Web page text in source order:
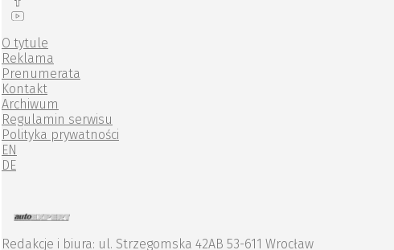
O tytule
Reklama
Prenumerata
Kontakt
Archiwum
Regulamin serwisu
Polityka prywatności
EN
DE
Redakcje i biura: ul. Strzegomska 42AB 53-611 Wrocław